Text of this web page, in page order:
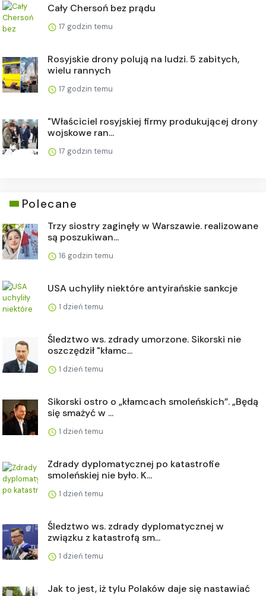
Cały Chersoń bez prądu
17 godzin temu
Rosyjskie drony polują na ludzi. 5 zabitych,
wielu rannych
17 godzin temu
"Właściciel rosyjskiej firmy produkującej drony
wojskowe ran...
17 godzin temu
Polecane
Trzy siostry zaginęły w Warszawie. realizowane
są poszukiwan...
16 godzin temu
USA uchyliły niektóre antyirańskie sankcje
1 dzień temu
Śledztwo ws. zdrady umorzone. Sikorski nie
oszczędził "kłamc...
1 dzień temu
Sikorski ostro o „kłamcach smoleńskich”. „Będą
się smażyć w ...
1 dzień temu
Zdrady dyplomatycznej po katastrofie
smoleńskiej nie było. K...
1 dzień temu
Śledztwo ws. zdrady dyplomatycznej w
związku z katastrofą sm...
1 dzień temu
Jak to jest, iż tylu Polaków daje się nastawiać